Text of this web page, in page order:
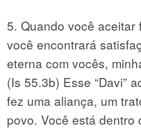
5. Quando você aceitar
você encontrará
eterna com vocês,
(Is 55.3b) Esse “Davi”
fez uma aliança, um
povo. Você está